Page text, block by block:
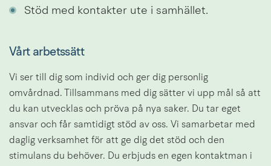
Stöd med kontakter ute i samhället.
Vårt arbetssätt
Vi ser till dig som individ och ger dig personlig
omvårdnad. Tillsammans med dig sätter vi upp mål så att
du kan utvecklas och pröva på nya saker. Du tar eget
ansvar och får samtidigt stöd av oss. Vi samarbetar med
daglig verksamhet för att ge dig det stöd och den
stimulans du behöver. Du erbjuds en egen kontaktman i